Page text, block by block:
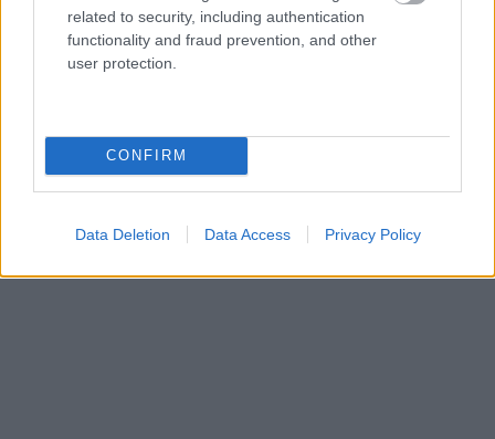
related to security, including authentication
functionality and fraud prevention, and other
user protection.
CONFIRM
Data Deletion Data Access Privacy Policy
Servizi / Posizione
allacci...
Moncalvo (CN) - 92.4km
Strada Alfiano 15